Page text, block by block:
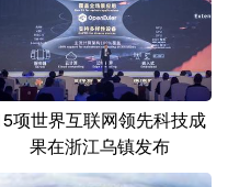
项世界互联网领先科技成
果在浙江乌镇发布